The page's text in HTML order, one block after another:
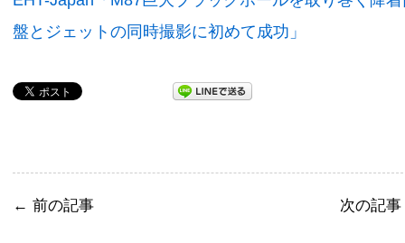
盤とジェットの同時撮影に初めて成功」
← 前の記事 次の記事